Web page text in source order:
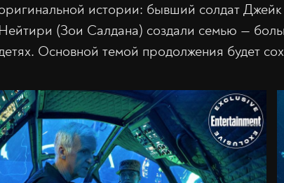
истории: бывший солдат
Нейтири (Зои Салдана) создали семью —
Основной темой продолжения будет